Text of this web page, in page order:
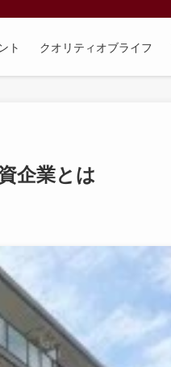
ト クオリティオブライフ
企業とは